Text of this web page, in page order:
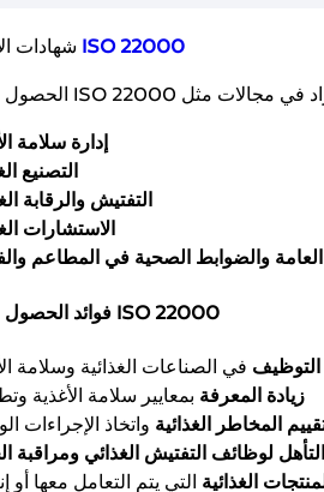
ISO 22000
إدارة سلامة
التصنيع
التفتيش والرقابة
الاستشارات
والضوابط الصحية في المطاعم
فوائد الحصول على شهادة ISO 22000
في الصناعات الغذائية وسلامة
زيادة المعرفة بمعايير سلامة الأغذية
المخاطر الغذائية واتخاذ الإجراءات
التأهل لوظائف التفتيش الغذائي ومراقبة
الغذائية التي يتم التعامل معها أو